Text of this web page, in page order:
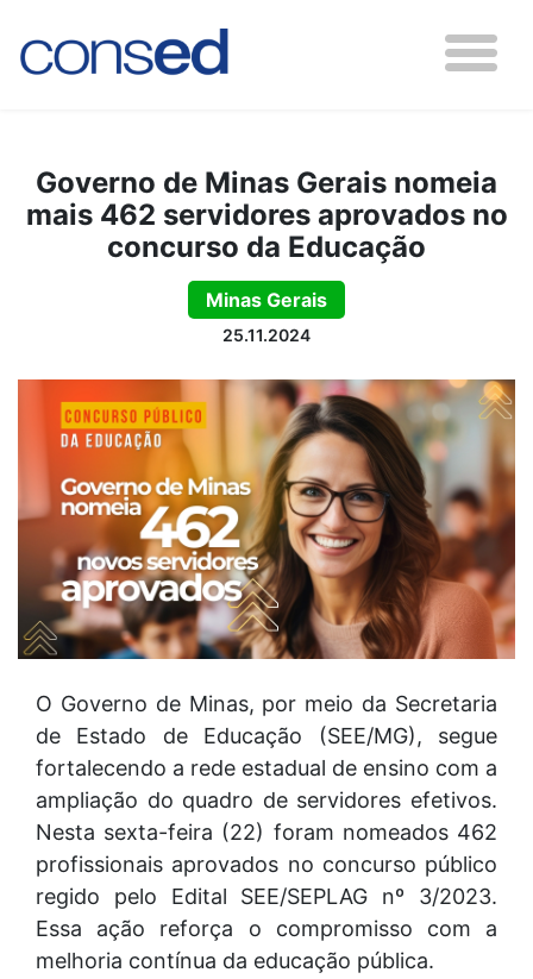
Governo de Minas Gerais nomeia
mais 462 servidores aprovados no
concurso da Educação
Minas Gerais
25.11.2024
O Governo de Minas, por meio da Secretaria
de Estado de Educação (SEE/MG), segue
fortalecendo a rede estadual de ensino com a
ampliação do quadro de servidores efetivos.
Nesta sexta-feira (22) foram nomeados 462
profissionais aprovados no concurso público
regido pelo Edital SEE/SEPLAG nº 3/2023.
Essa ação reforça o compromisso com a
melhoria contínua da educação pública.